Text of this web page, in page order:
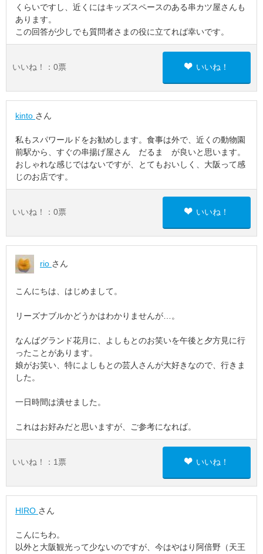
くらいですし、近くにはキッズスペースのある串カツ屋さんも
あります。
この回答が少しでも質問者さまの役に立てれば幸いです。
いいね！： 0票 いいね！
kinto さん
私もスパワールドをお勧めします。食事は外で、近くの動物園
前駅から、すぐの串揚げ屋さん だるま が良いと思います。
おしゃれな感じではないですが、とてもおいしく、大阪って感
じのお店です。
いいね！： 0票 いいね！
rio さん
こんにちは、はじめまして。
リーズナブルかどうかはわかりませんが…。
なんばグランド花月に、よしもとのお笑いを午後と夕方見に行
ったことがあります。
娘がお笑い、特によしもとの芸人さんが大好きなので、行きま
した。
一日時間は潰せました。
これはお好みだと思いますが、ご参考になれば。
いいね！： 1 票 いいね！
HIRO さん
こんにちわ。
以外と大阪観光って少ないのですが、今はやはり阿倍野（天王